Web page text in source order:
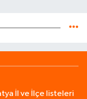
İl ve İlçe listeleri